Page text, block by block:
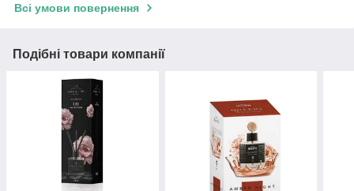
Всі умови повернення
Подібні товари компанії